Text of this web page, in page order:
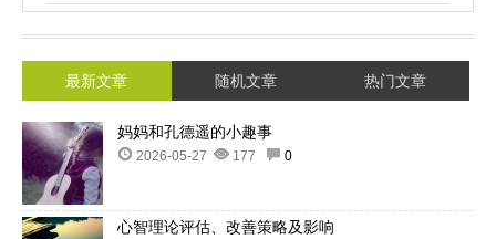
最新文章 随机文章 热门文章
妈妈和孔德遥的小趣事
2026-05-27 177 0
心智理论评估、改善策略及影响